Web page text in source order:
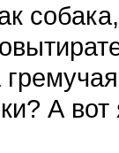
А